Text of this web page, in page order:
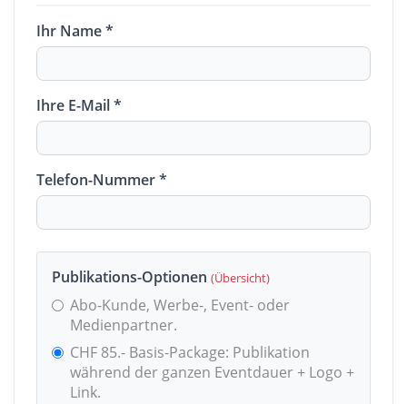
Ihr Name *
Ihre E-Mail *
Telefon-Nummer *
Publikations-Optionen (Übersicht)
Abo-Kunde, Werbe-, Event- oder
Medienpartner.
CHF 85.- Basis-Package: Publikation
während der ganzen Eventdauer + Logo +
Link.